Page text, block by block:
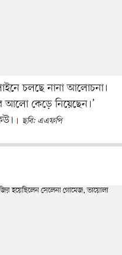
চলছে নানা আলোচনা।
কেড়ে নিয়েছেন।’
ছবি: এএফপি